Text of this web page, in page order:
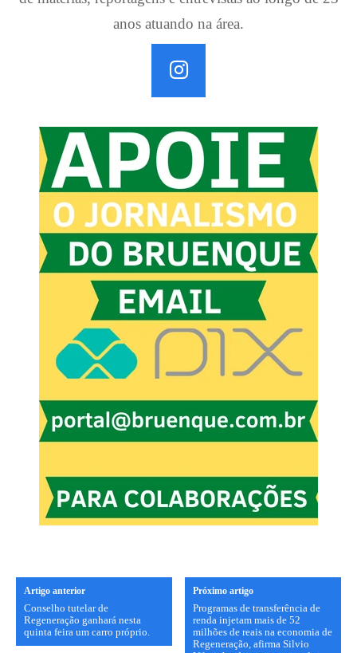
anos atuando na área.
Artigo anterior
Conselho tutelar de
Regeneração ganhará nesta
quinta feira um carro próprio.
Próximo artigo
Programas de transferência de
renda injetam mais de 52
milhões de reais na economia de
Regeneração, afirma Silvio